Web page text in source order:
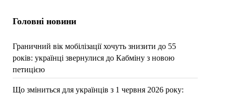
Головні новини
Граничний вік мобілізації хочуть знизити до 55
років: українці звернулися до Кабміну з новою
петицією
Що зміниться для українців з 1 червня 2026 року: